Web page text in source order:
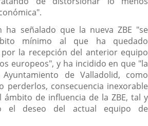
señalado que la nueva ZBE "se
mínimo al que ha quedado
la recepción del anterior equipo
europeos", y ha incidido en que "la
de Valladolid, como
perderlos, consecuencia inexorable
ámbito de influencia de la ZBE, tal y
el deseo del actual equipo de